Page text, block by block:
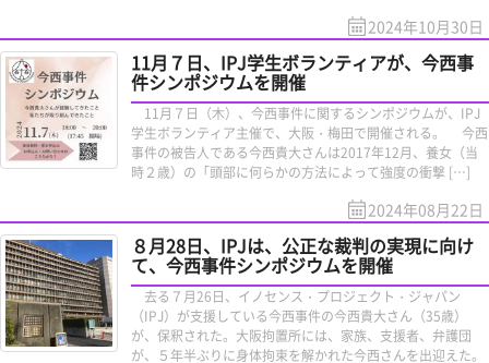
2024年10月30日
11月７日、IPJ学生ボランティアが、今西事
件シンポジウムを開催
11月７日（木）、今西事件に関するシンポジウムが、IPJ
学生ボランティア主催で、大阪・梅田で開催される。 今西
事件の被告人である今西貴大さんは2017年12月、養女（当
時２歳）の「頭部に何らかの方法によって強度の衝撃 […]
2024年08月22日
８月28日、IPJは、公正な裁判の実現に向け
て、今西事件シンポジウムを開催
去る７月26日、イノセンス・プロジェクト・ジャパン
（IPJ）が支援している今西事件の今西貴大さん（35歳）
が、保釈された。大阪拘置所には、家族、支援者、弁護団
が、５年半ぶりに身体拘束を解かれた今西さんを出迎えた。